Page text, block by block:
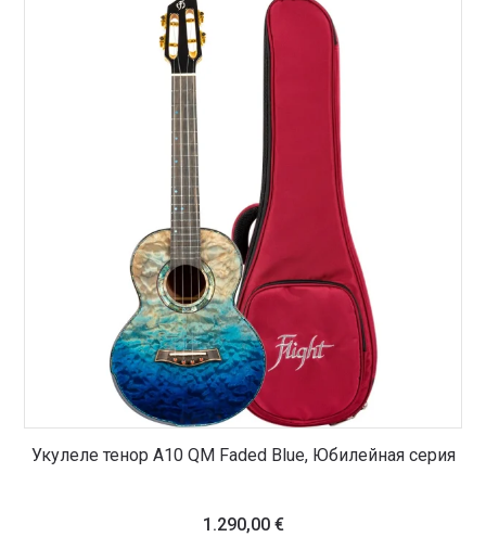
Укулеле тенор A10 QM Faded Blue, Юбилейная серия
1.290,00 €